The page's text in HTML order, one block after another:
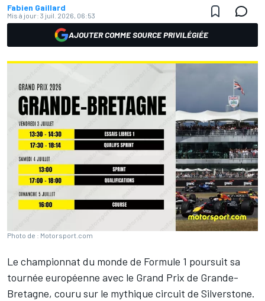
Fabien Gaillard
Mis à jour: 3 juil. 2026, 06:53
AJOUTER COMME SOURCE PRIVILÉGIÉE
Photo de : Motorsport.com
Le championnat du monde de Formule 1 poursuit sa
tournée européenne avec le Grand Prix de Grande-
Bretagne, couru sur le mythique circuit de Silverstone.